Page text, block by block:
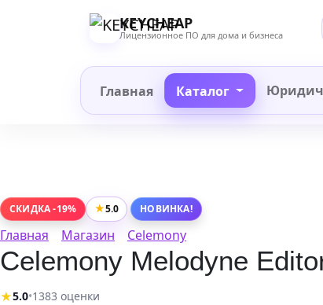
KEYCHEAP
Лицензионное ПО для дома и бизнеса
Главная Каталог
СКИДКА -19% ★5.0 НОВИНКА!
Главная Магазин Celemony
Celemony Melodyne
★5.0•1383 оценки